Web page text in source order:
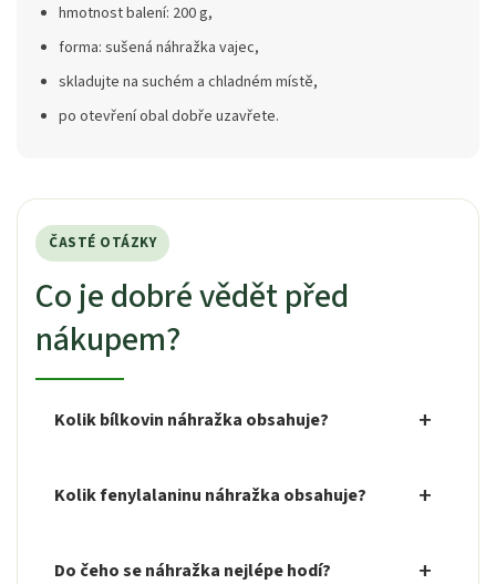
hmotnost balení: 200 g,
forma: sušená náhražka vajec,
skladujte na suchém a chladném místě,
po otevření obal dobře uzavřete.
ČASTÉ OTÁZKY
Co je dobré vědět před
nákupem?
Kolik bílkovin náhražka obsahuje?
Kolik fenylalaninu náhražka obsahuje?
Do čeho se náhražka nejlépe hodí?